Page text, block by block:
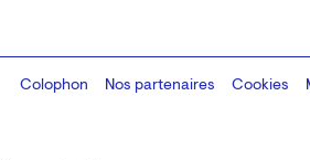
Colophon
Design:Marcel Kaczmarek, code:
Nos partenaires Cookies